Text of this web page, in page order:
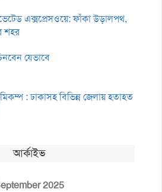
এক্সপ্রেসওয়ে: ফাঁকা উড়ালপথ,
শহর
যেভাবে
: ঢাকাসহ বিভিন্ন জেলায় হতাহত
আর্কাইভ
2025